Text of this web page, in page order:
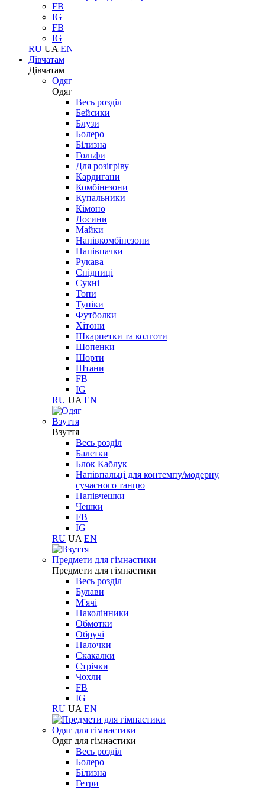
FB
IG
FB
IG
RU UA EN
Дівчатам
Дівчатам
Одяг
Одяг
Весь розділ
Бейсики
Блузи
Болеро
Білизна
Гольфи
Для розігріву
Кардигани
Комбінезони
Купальники
Кімоно
Лосини
Майки
Напівкомбінезони
Напівпачки
Рукава
Спідниці
Сукні
Топи
Туніки
Футболки
Хітони
Шкарпетки та колготи
Шопенки
Шорти
Штани
FB
IG
RU UA EN
Взуття
Взуття
Весь розділ
Балетки
Блок Каблук
Напівпальці для контемпу/модерну,
сучасного танцю
Напівчешки
Чешки
FB
IG
RU UA EN
Предмети для гімнастики
Предмети для гімнастики
Весь розділ
Булави
М'ячі
Наколінники
Обмотки
Обручі
Палочки
Скакалки
Стрічки
Чохли
FB
IG
RU UA EN
Одяг для гімнастики
Одяг для гімнастики
Весь розділ
Болеро
Білизна
Гетри